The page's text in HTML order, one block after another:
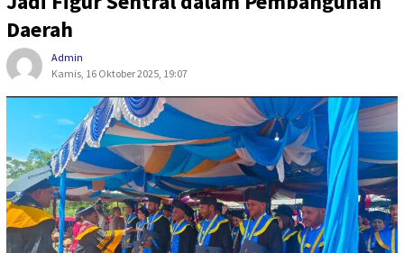
Daerah
Admin
Kamis, 16 Oktober 2025, 19:07